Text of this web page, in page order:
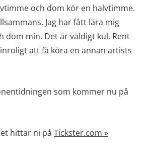
och dom kör en halvtimme.
Jag har fått lära mig
dom min. Det är väldigt kul. Rent
att få köra en annan artists
som kommer nu på
hittar ni på Tickster.com »